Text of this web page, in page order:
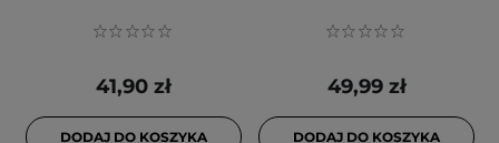
41,90 zł
DODAJ DO KOSZYKA
49,99 zł
DODAJ DO KOSZYKA